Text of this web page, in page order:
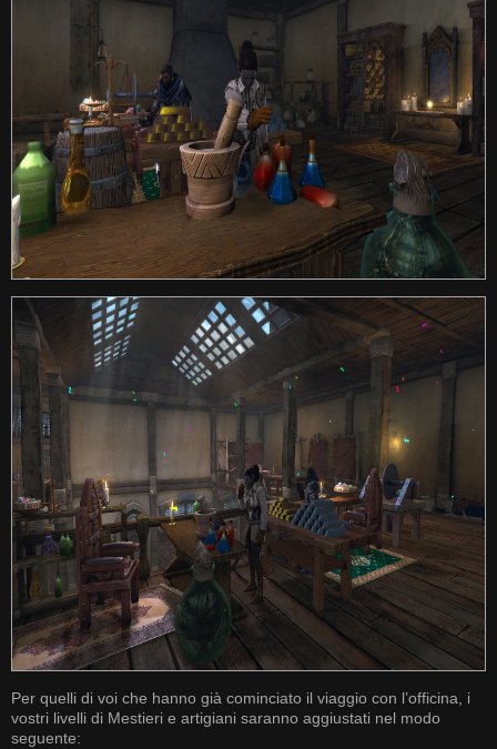
Per quelli di voi che hanno già cominciato il viaggio con l’officina, i
vostri livelli di Mestieri e artigiani saranno aggiustati nel modo
seguente: